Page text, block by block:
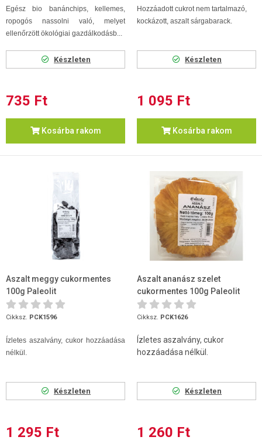
Egész bio banánchips, kellemes,
ropogós nassolni való, melyet
ellenőrzött ökológiai gazdálkodásb...
Készleten
735 Ft
Kosárba rakom
Hozzáadott cukrot nem tartalmazó,
kockázott, aszalt sárgabarack.
Készleten
1 095 Ft
Kosárba rakom
Aszalt meggy cukormentes
100g Paleolit
Cikksz. PCK1596
Ízletes aszalvány, cukor hozzáadása
nélkül.
Készleten
1 295 Ft
Aszalt ananász szelet
cukormentes 100g Paleolit
Cikksz. PCK1626
Ízletes aszalvány, cukor
hozzáadása nélkül.
Készleten
1 260 Ft